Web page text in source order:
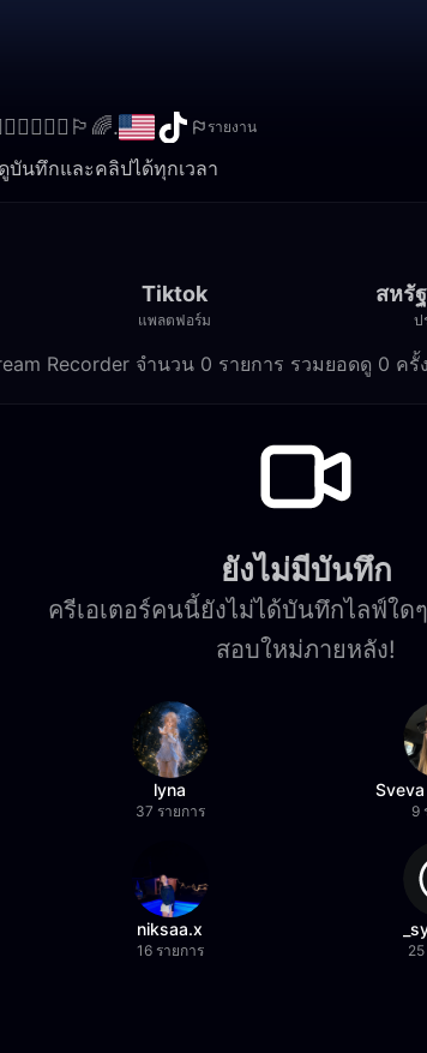
รายงาน
ดูบันทึกและคลิปได้ทุกเวลา
Tiktok
แพลตฟอร์ม
สหรั
ป
Recorder จำนวน 0 รายการ รวมยอดดู 0 ครั้ง
ยังไม่มีบันทึก
ครีเอเตอร์คนนี้ยังไม่ได้บันทึกไลฟ์ใด
สอบใหม่ภายหลัง!
lyna
37 รายการ 9
niksaa.x
16 รายการ